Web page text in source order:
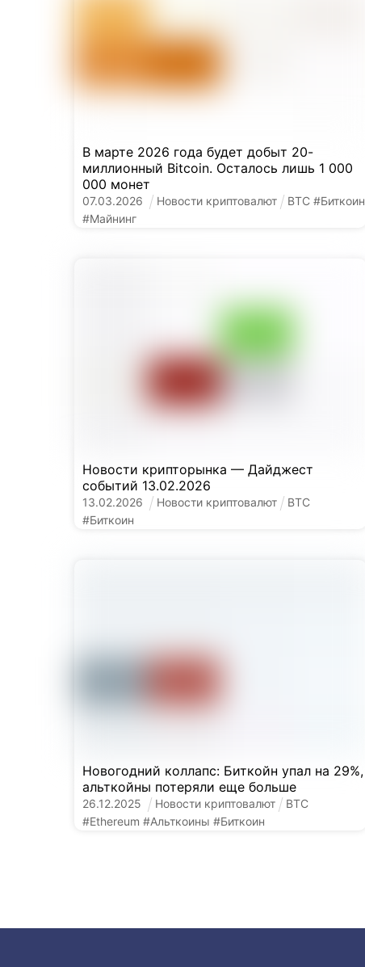
В марте 2026 года будет добыт 20-
миллионный Bitcoin. Осталось лишь 1 000
000 монет
07.03.2026 Новости криптовалют BTC #Биткоин
#Майнинг
Новости крипторынка — Дайджест
событий 13.02.2026
13.02.2026 Новости криптовалют
BTC
#Биткоин
Новогодний коллапс: Биткойн упал на 29%,
альткойны потеряли еще больше
26.12.2025 Новости криптовалют
BTC
#Ethereum #Альткоины #Биткоин